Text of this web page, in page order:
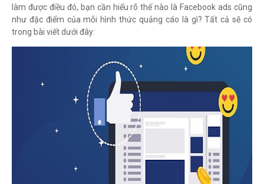
làm được điều đó, bạn cần hiểu rõ thế nào là Facebook ads cũng
như đặc điểm của mỗi hình thức quảng cáo là gì? Tất cả sẽ có
trong bài viết dưới đây: